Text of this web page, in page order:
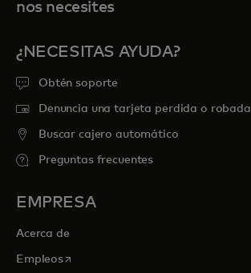
nos necesites
¿NECESITAS AYUDA?
Obtén soporte
Denuncia una tarjeta perdida o robada
Buscar cajero automático
Preguntas frecuentes
EMPRESA
Acerca de
Empleosse abre en una pestaña nueva